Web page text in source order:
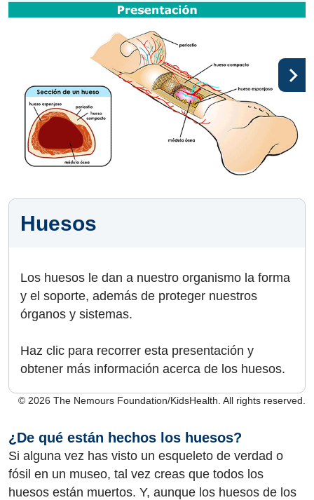
Huesos
Los huesos le dan a nuestro organismo la forma
y el soporte, además de proteger nuestros
órganos y sistemas.
Haz clic para recorrer esta presentación y
obtener más información acerca de los huesos.
© 2026 The Nemours Foundation/KidsHealth. All rights reserved.
¿De qué están hechos los huesos?
Si alguna vez has visto un esqueleto de verdad o
fósil en un museo, tal vez creas que todos los
huesos están muertos. Y, aunque los huesos de los